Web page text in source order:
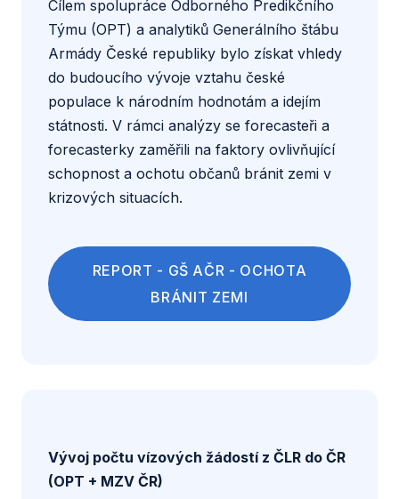
informací od ostatních členů OPT.
Zároveň očekáváme, že OPT bude mezi
svými členy relevantní zdroje sdílet.
Pozorní a ochotní prioritizovat otázky, na
které potřebujeme odpovědi – například v
případě, že klient bude potřebovat
predikci v krátkém čase z důvodu
dynamického vývoje situace.
Přítomni na pravidelných virtuálních
koordinátory OPT.
Smysluplnost – Predikce pomohou různým
organizacím se lépe rozhodovat a mohou
přímo pozitivně ovlivnit životy mnoha lidí.
Exkluzivní akce
– Členové a členky OPT
budou mít prioritní přístup na workshopy a jiné
akce, kde se dozví více o aktuálně
ale mohou i dalších akcí, některé z nichž
nebudou nutně zaměřené na foresight ani na
forecasting.
čtvrtletně.
Cílem spolupráce Odborného Predikčního
Týmu (OPT) a analytiků Generálního štábu
Armády České republiky bylo získat vhledy
do budoucího vývoje vztahu české
populace k národním hodnotám a idejím
státnosti. V rámci analýzy se forecasteři a
forecasterky zaměřili na faktory ovlivňující
schopnost a ochotu občanů bránit zemi v
krizových situacích.
REPORT - GŠ AČR - OCHOTA
BRÁNIT ZEMI
Vývoj počtu vízových žádostí z ČLR do ČR
(OPT + MZV ČR)